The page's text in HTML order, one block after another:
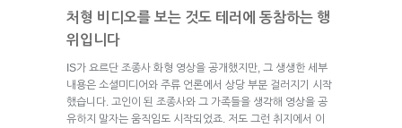
처형 비디오를 보는 것도 테러에 동참하는 행
위입니다
IS가 요르단 조종사 화형 영상을 공개했지만, 그 생생한 세부
내용은 소셜미디어와 주류 언론에서 상당 부분 걸러지기 시작
했습니다. 고인이 된 조종사와 그 가족들을 생각해 영상을 공
유하지 말자는 움직임도 시작되었죠. 저도 그런 취지에서 이